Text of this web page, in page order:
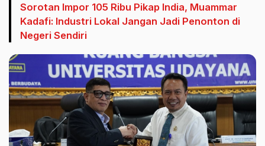
Sorotan Impor 105 Ribu Pikap India, Muammar
Kadafi: Industri Lokal Jangan Jadi Penonton di
Negeri Sendiri